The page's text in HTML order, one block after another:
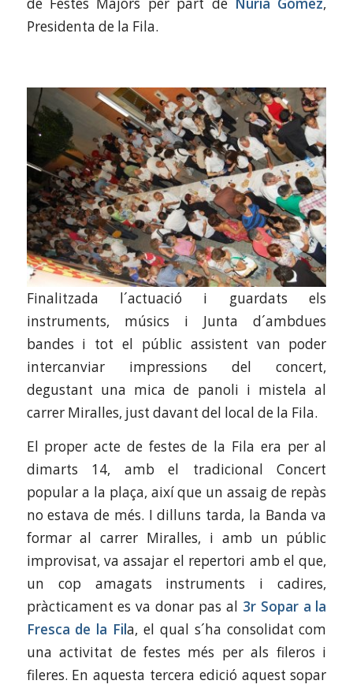
de Festes Majors per part de Núria Gómez,
Presidenta de la Fila.
Finalitzada l´actuació i guardats els
instruments, músics i Junta d´ambdues
bandes i tot el públic assistent van poder
intercanviar impressions del concert,
degustant una mica de panoli i mistela al
carrer Miralles, just davant del local de la Fila.
El proper acte de festes de la Fila era per al
dimarts 14, amb el tradicional Concert
popular a la plaça, així que un assaig de repàs
no estava de més. I dilluns tarda, la Banda va
formar al carrer Miralles, i amb un públic
improvisat, va assajar el repertori amb el que,
un cop amagats instruments i cadires,
pràcticament es va donar pas al 3r Sopar a la
Fresca de la Fila, el qual s´ha consolidat com
una activitat de festes més per als fileros i
fileres. En aquesta tercera edició aquest sopar